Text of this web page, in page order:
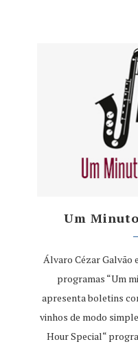
Um
Álvaro Cézar Galvão
programas “Um
apresenta boletins
vinhos de modo
Hour Special“